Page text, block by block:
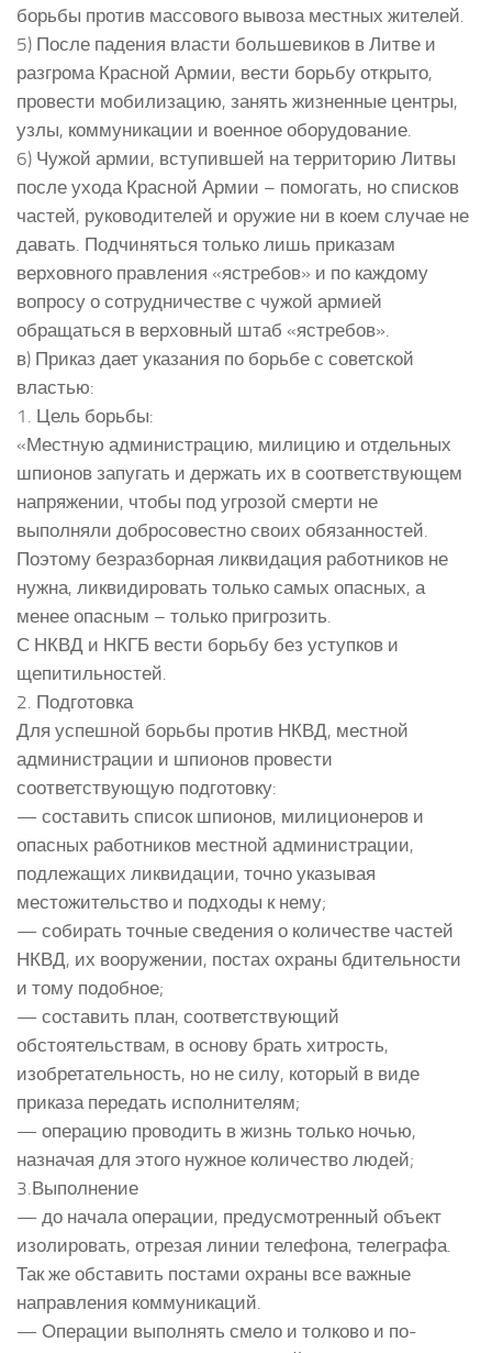
борьбы против массового вывоза местных жителей.
5) После падения власти большевиков в Литве и
разгрома Красной Армии, вести борьбу открыто,
провести мобилизацию, занять жизненные центры,
узлы, коммуникации и военное оборудование.
6) Чужой армии, вступившей на территорию Литвы
после ухода Красной Армии – помогать, но списков
частей, руководителей и оружие ни в коем случае не
давать. Подчиняться только лишь приказам
верховного правления «ястребов» и по каждому
вопросу о сотрудничестве с чужой армией
обращаться в верховный штаб «ястребов».
в) Приказ дает указания по борьбе с советской
властью:
1. Цель борьбы:
«Местную администрацию, милицию и отдельных
шпионов запугать и держать их в соответствующем
напряжении, чтобы под угрозой смерти не
выполняли добросовестно своих обязанностей.
Поэтому безразборная ликвидация работников не
нужна, ликвидировать только самых опасных, а
менее опасным – только пригрозить.
С НКВД и НКГБ вести борьбу без уступков и
щепитильностей.
2. Подготовка
Для успешной борьбы против НКВД, местной
администрации и шпионов провести
соответствующую подготовку:
— составить список шпионов, милиционеров и
опасных работников местной администрации,
подлежащих ликвидации, точно указывая
местожительство и подходы к нему;
— собирать точные сведения о количестве частей
НКВД, их вооружении, постах охраны бдительности
и тому подобное;
— составить план, соответствующий
обстоятельствам, в основу брать хитрость,
изобретательность, но не силу, который в виде
приказа передать исполнителям;
— операцию проводить в жизнь только ночью,
назначая для этого нужное количество людей;
3.Выполнение
— до начала операции, предусмотренный объект
изолировать, отрезая линии телефона, телеграфа.
Так же обставить постами охраны все важные
направления коммуникаций.
— Операции выполнять смело и толково и по-